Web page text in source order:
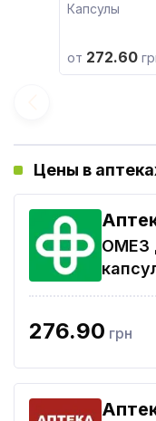
Капсулы
от 272.60
Цены в
ОМЕЗ
276.90 грн